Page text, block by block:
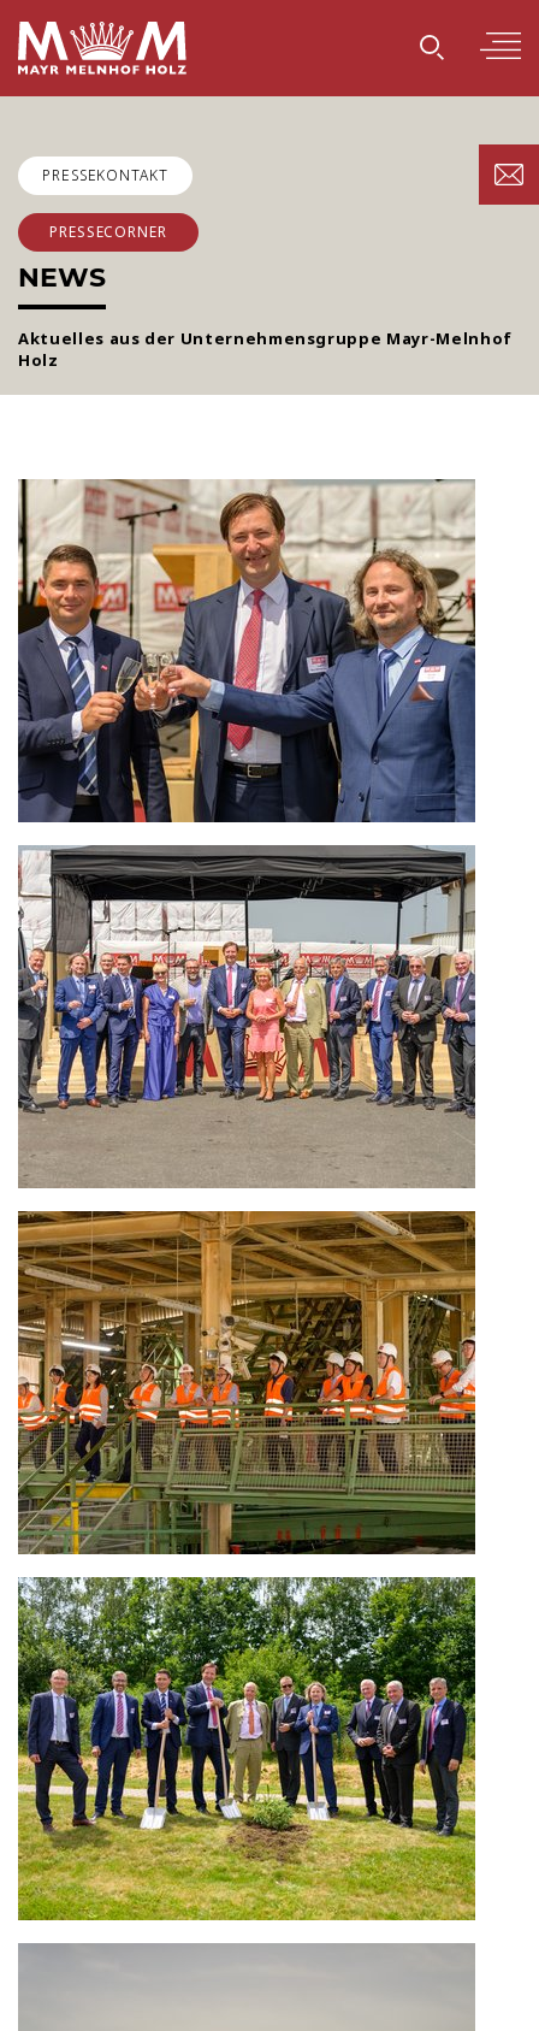
PRESSEKONTAKT
PRESSECORNER
NEWS
Aktuelles aus der Unternehmensgruppe Mayr-Melnhof
Holz